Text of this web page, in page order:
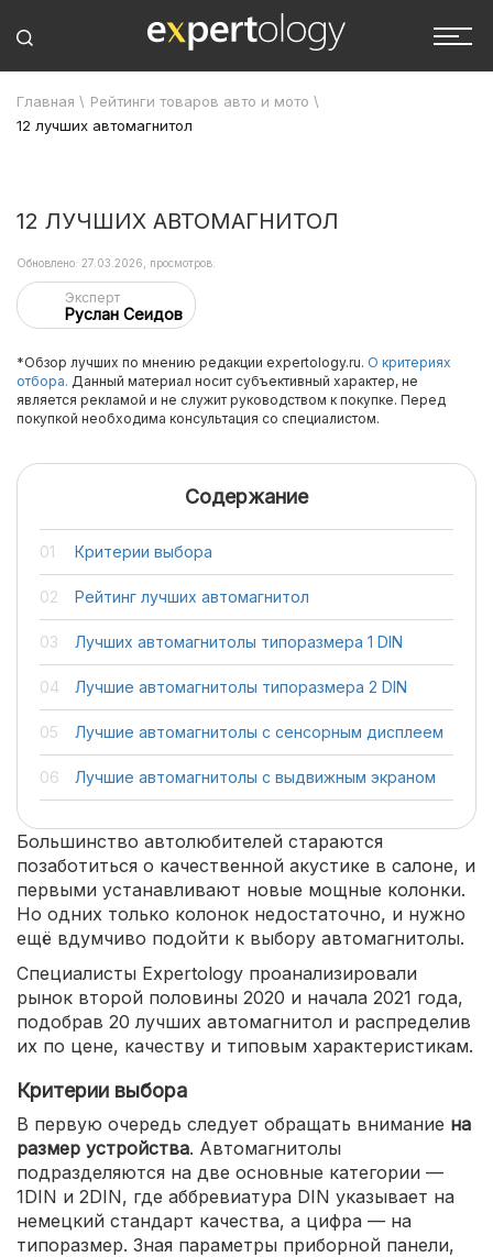
Главная \ Рейтинги товаров авто и мото \
12 лучших автомагнитол
12 ЛУЧШИХ АВТОМАГНИТОЛ
Эксперт
Руслан Сеидов
Обновлено: 27.03.2026, просмотров:
*Обзор лучших по мнению редакции expertology.ru. О критериях
отбора. Данный материал носит субъективный характер, не
является рекламой и не служит руководством к покупке. Перед
покупкой необходима консультация со специалистом.
Содержание
Критерии выбора
Рейтинг лучших автомагнитол
Лучших автомагнитолы типоразмера 1 DIN
Лучшие автомагнитолы типоразмера 2 DIN
Лучшие автомагнитолы с сенсорным дисплеем
Лучшие автомагнитолы с выдвижным экраном
Большинство автолюбителей стараются
позаботиться о качественной акустике в салоне, и
первыми устанавливают новые мощные колонки.
Но одних только колонок недостаточно, и нужно
ещё вдумчиво подойти к выбору автомагнитолы.
Специалисты Expertology проанализировали
рынок второй половины 2020 и начала 2021 года,
подобрав 20 лучших автомагнитол и распределив
их по цене, качеству и типовым характеристикам.
Критерии выбора
В первую очередь следует обращать внимание на
размер устройства. Автомагнитолы
подразделяются на две основные категории —
1DIN и 2DIN, где аббревиатура DIN указывает на
немецкий стандарт качества, а цифра — на
типоразмер. Зная параметры приборной панели,